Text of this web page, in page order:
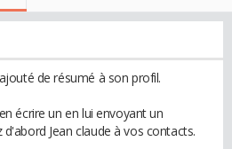
de résumé à son profil.
écrire un en lui envoyant un
Jean claude à vos contacts.